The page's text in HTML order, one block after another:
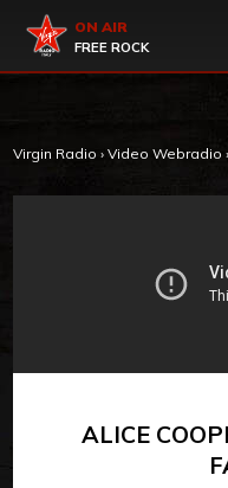
Virgin Radio
ON AIR
FREE ROCK
Virgin Radio › Video Webradio ›
ALICE